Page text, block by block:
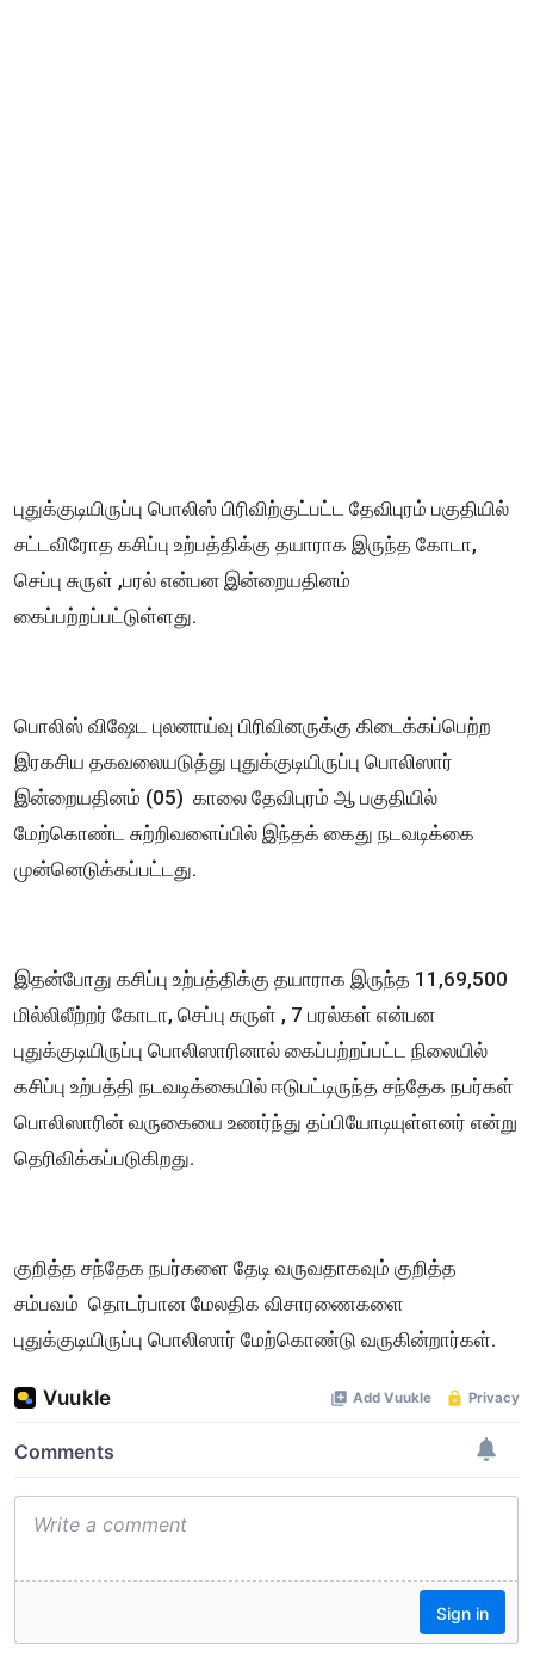
புதுக்குடியிருப்பு பொலிஸ் பிரிவிற்குட்பட்ட தேவிபுரம் பகுதியில்
சட்டவிரோத கசிப்பு உற்பத்திக்கு தயாராக இருந்த கோடா,
செப்பு சுருள் ,பரல் என்பன இன்றையதினம்
கைப்பற்றப்பட்டுள்ளது.
பொலிஸ் விஷேட புலனாய்வு பிரிவினருக்கு கிடைக்கப்பெற்ற
இரகசிய தகவலையடுத்து புதுக்குடியிருப்பு பொலிஸார்
இன்றையதினம் (05) காலை தேவிபுரம் ஆ பகுதியில்
மேற்கொண்ட சுற்றிவளைப்பில் இந்தக் கைது நடவடிக்கை
முன்னெடுக்கப்பட்டது.
இதன்போது கசிப்பு உற்பத்திக்கு தயாராக இருந்த 11,69,500
மில்லிலீற்றர் கோடா, செப்பு சுருள் , 7 பரல்கள் என்பன
புதுக்குடியிருப்பு பாெலிஸாரினால் கைப்பற்றப்பட்ட நிலையில்
கசிப்பு உற்பத்தி நடவடிக்கையில் ஈடுபட்டிருந்த சந்தேக நபர்கள்
பொலிஸாரின் வருகையை உணர்ந்து தப்பியோடியுள்ளனர் என்று
தெரிவிக்கப்படுகிறது.
குறித்த சந்தேக நபர்களை தேடி வருவதாகவும் குறித்த
சம்பவம் தொடர்பான மேலதிக விசாரணைகளை
புதுக்குடியிருப்பு பாெலிஸார் மேற்கொண்டு வருகின்றார்கள்.